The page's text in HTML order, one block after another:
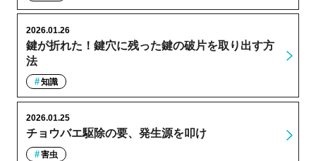
鍵が折れた！鍵穴に残った鍵の破片を取り出す方
法
2026.01.26
知識
チョウバエ駆除の要、発生源を叩け
2026.01.25
害虫